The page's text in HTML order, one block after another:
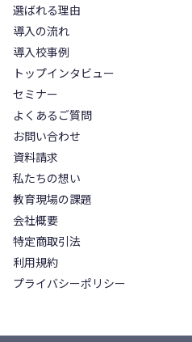
選ばれる理由
導入の流れ
導入校事例
トップインタビュー
セミナー
よくあるご質問
お問い合わせ
資料請求
私たちの想い
教育現場の課題
会社概要
特定商取引法
利用規約
プライバシーポリシー